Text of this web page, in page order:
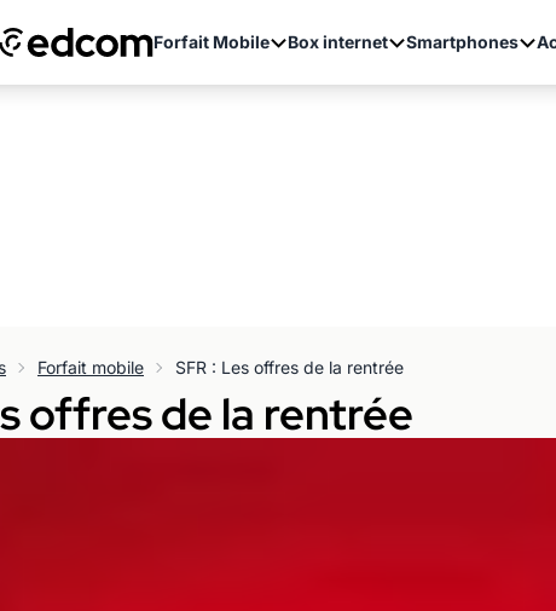
Forfait Mobile Box internet Smartphones
Forfait mobile SFR : Les offres de la rentrée
offres de la rentrée